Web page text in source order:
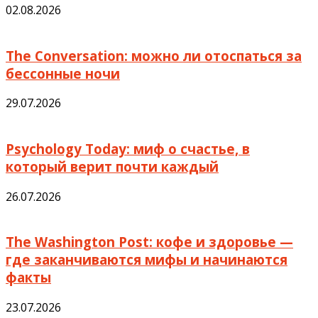
02.08.2026
The Conversation: можно ли отоспаться за
бессонные ночи
29.07.2026
Psychology Today: миф о счастье, в
который верит почти каждый
26.07.2026
The Washington Post: кофе и здоровье —
где заканчиваются мифы и начинаются
факты
23.07.2026